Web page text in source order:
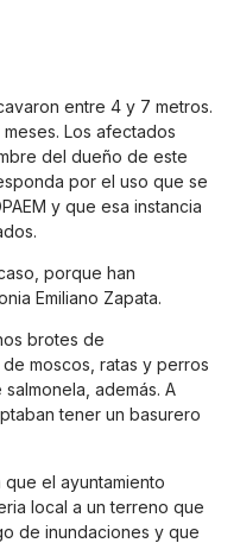
entre 4 y 7 metros.
Los afectados
del dueño de este
por el uso que se
y que esa instancia
porque han
Emiliano Zapata.
brotes de
moscos, ratas y perros
además. A
tener un basurero
el ayuntamiento
local a un terreno que
de inundaciones y que